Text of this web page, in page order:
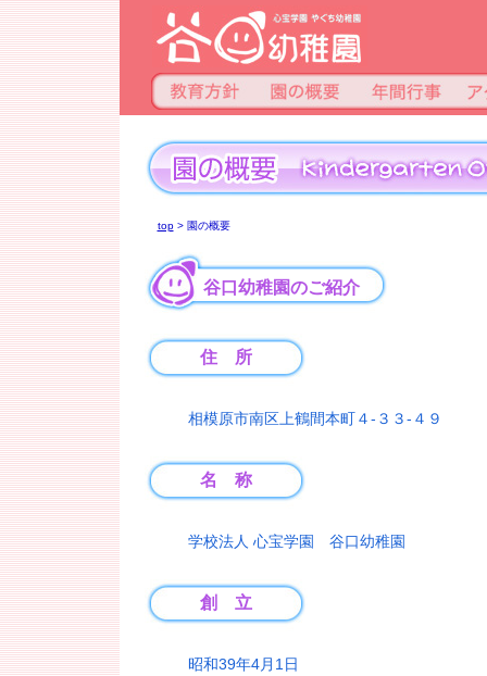
top> 園の概要
谷口幼稚園のご紹介
住 所
相模原市南区上鶴間本町４-３３-４９
名 称
学校法人 心宝学園 谷口幼稚園
創 立
昭和39年4月1日